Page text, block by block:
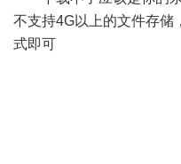
不支持4G以上的文件存储
式即可